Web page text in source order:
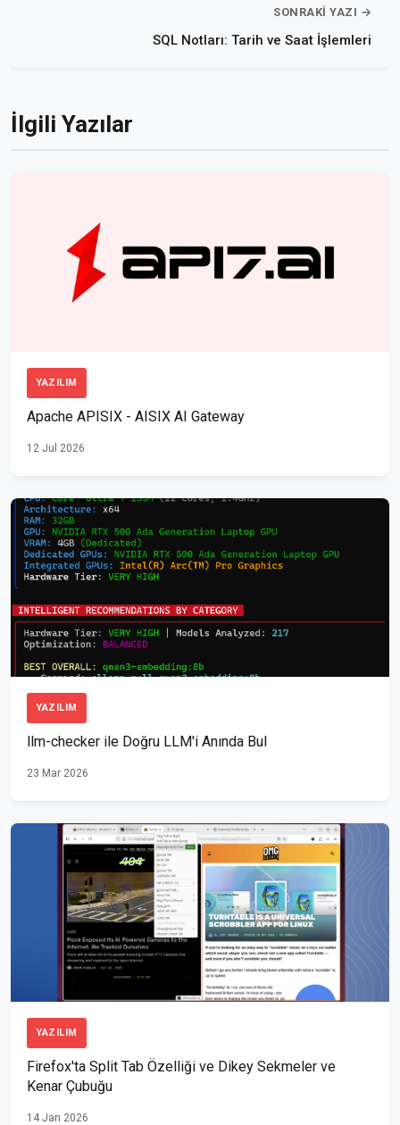
SONRAKI YAZI →
SQL Notları: Tarih ve Saat İşlemleri
İlgili Yazılar
YAZILIM
Apache APISIX - AISIX AI Gateway
12 Jul 2026
YAZILIM
llm-checker ile Doğru LLM'i Anında Bul
23 Mar 2026
YAZILIM
Firefox'ta Split Tab Özelliği ve Dikey Sekmeler ve
Kenar Çubuğu
14 Jan 2026